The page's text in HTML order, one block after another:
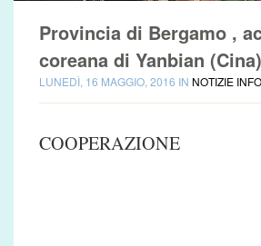
Provincia di Bergamo ,
coreana di Yanbian (Cina)
LUNEDÌ, 16 MAGGIO, 2016 IN NOTIZIE
COOPERAZIONE